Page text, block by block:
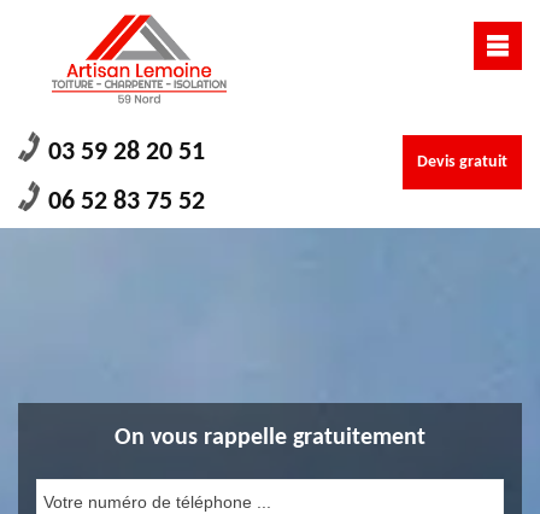
03 59 28 20 51
06 52 83 75 52
Devis gratuit
On vous rappelle gratuitement